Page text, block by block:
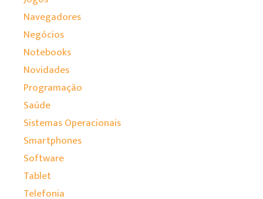
Navegadores
Negócios
Notebooks
Novidades
Programação
Saúde
Sistemas Operacionais
Smartphones
Software
Tablet
Telefonia